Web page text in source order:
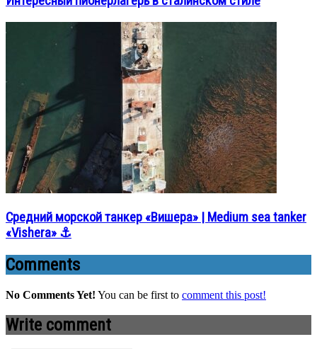
Средний морской танкер «Вишера» | Medium sea tanker
«Vishera» ⚓
Comments
No Comments Yet! You can be first to comment this post!
Write comment